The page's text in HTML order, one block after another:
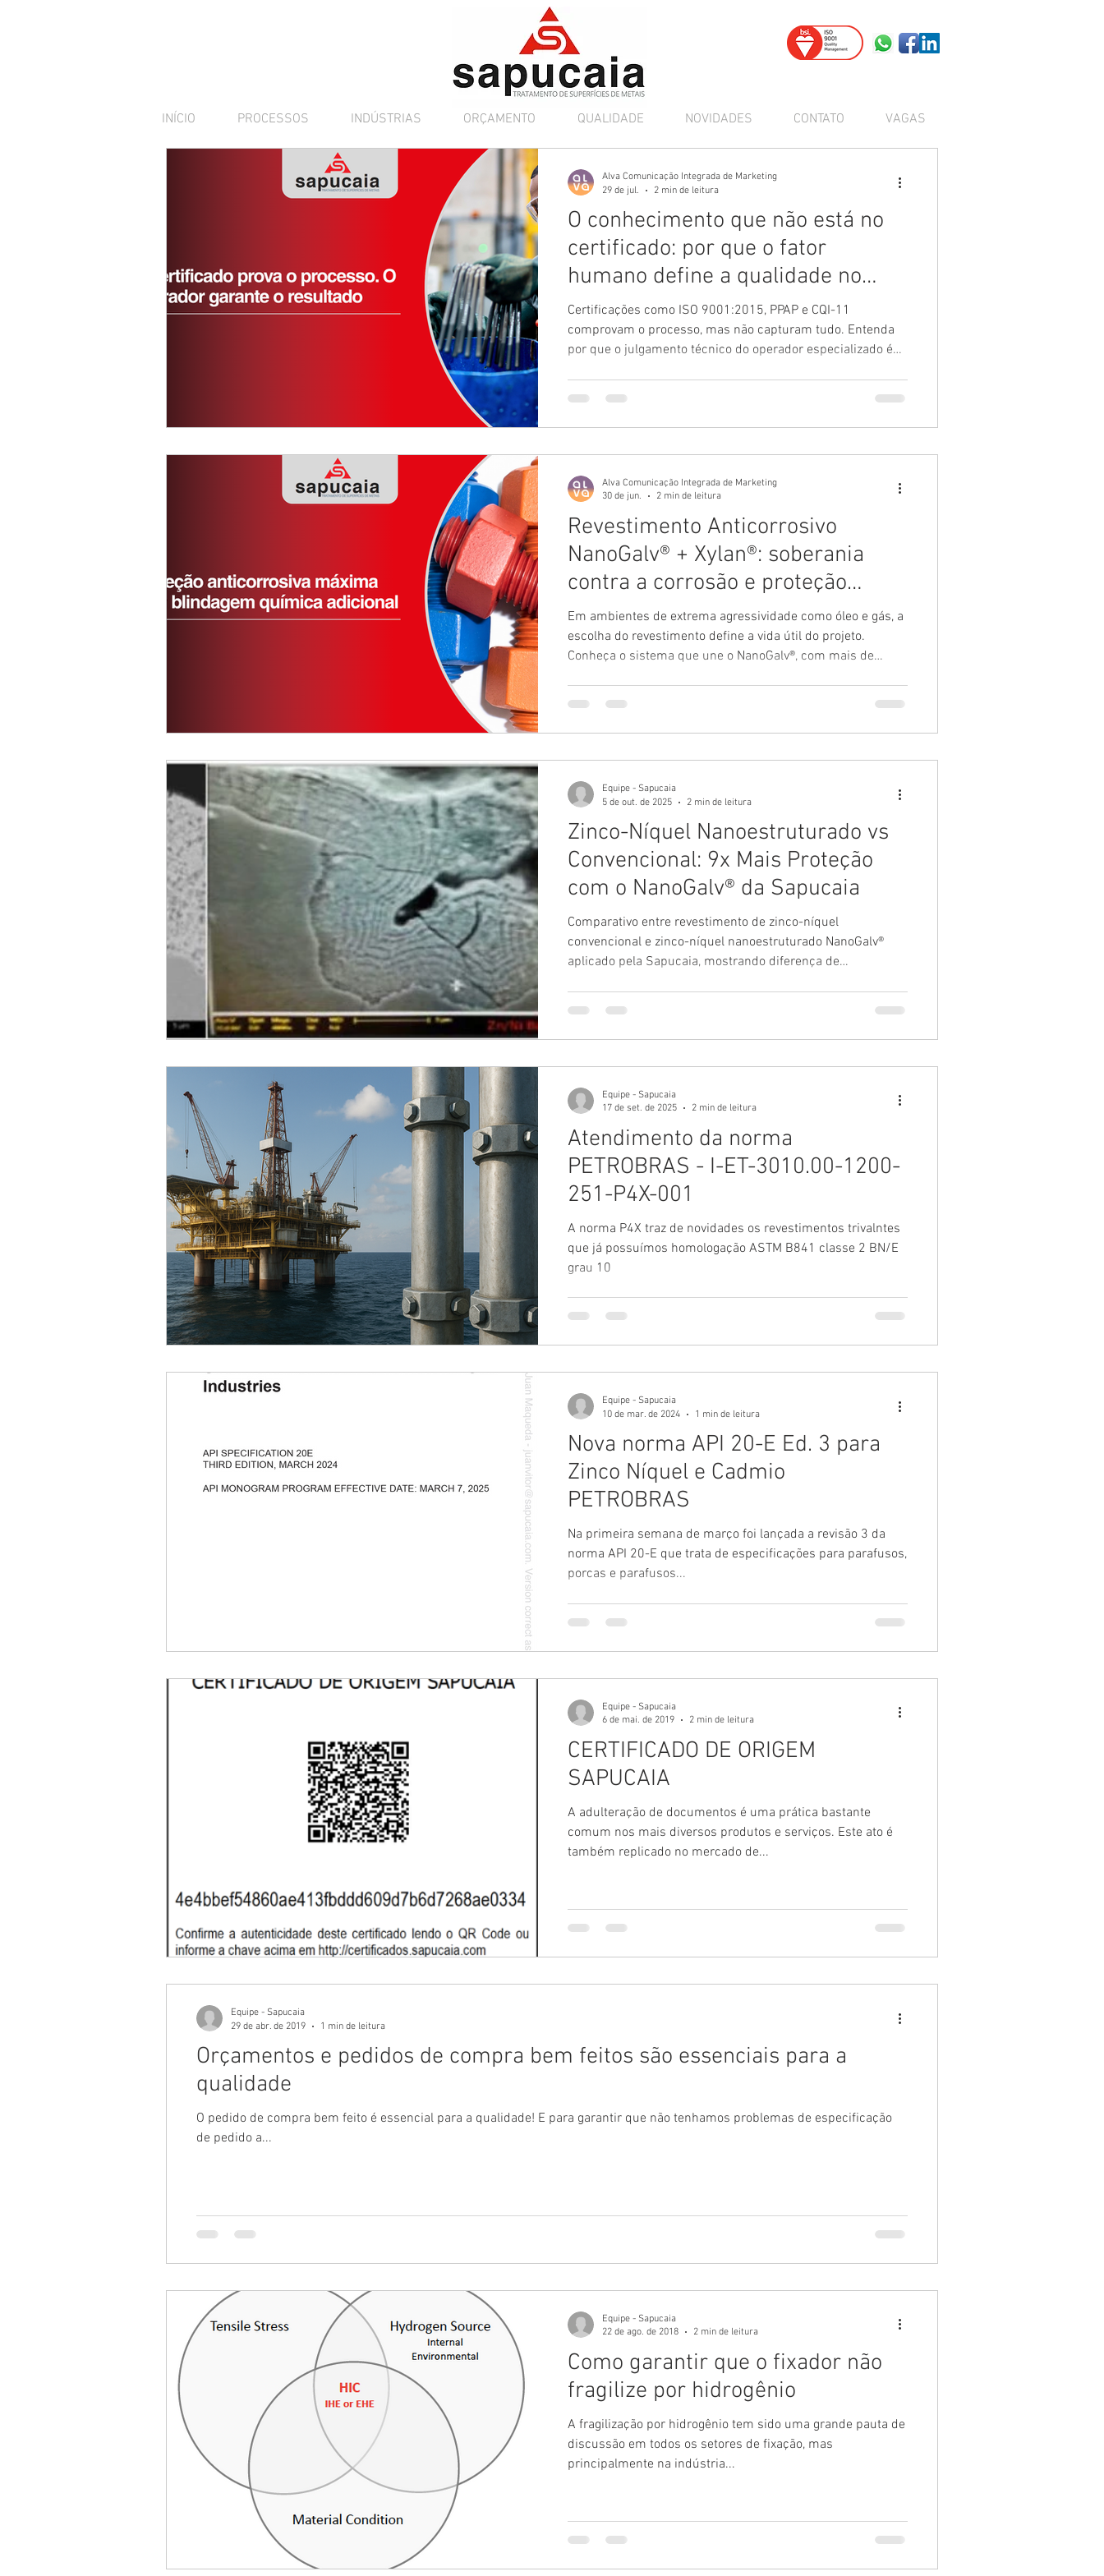
INÍCIO PROCESSOS INDÚSTRIAS ORÇAMENTO QUALIDADE NOVIDADES CONTATO VAGAS
O conhecimento que não está no
certificado: por que o fator
humano define a qualidade no
tratamento de superfícies de
metais
Certificações como ISO 9001:2015, PPAP e CQI-11
comprovam o processo, mas não capturam tudo. Entenda
por que o julgamento técnico do operador especializado é
Alva Comunicação Integrada de Marketing
29 de jul.
2 min de leitura
Revestimento Anticorrosivo
NanoGalv® + Xylan®: soberania
contra a corrosão e proteção
química
Em ambientes de extrema agressividade como óleo e gás, a
escolha do revestimento define a vida útil do projeto.
Conheça o sistema que une o NanoGalv®, com mais de
Shell e BP
Alva Comunicação Integrada de Marketing
30 de jun.
2 min de leitura
Zinco-Níquel Nanoestruturado vs
Convencional: 9x Mais Proteção
com o NanoGalv® da Sapucaia
Comparativo entre revestimento de zinco-níquel
convencional e zinco-níquel nanoestruturado NanoGalv®
aplicado pela Sapucaia, mostrando diferença de
Equipe - Sapucaia
5 de out. de 2025
2 min de leitura
Atendimento da norma
PETROBRAS - I-ET-3010.00-1200-
251-P4X-001
A norma P4X traz de novidades os revestimentos trivalntes
que já possuímos homologação ASTM B841 classe 2 BN/E
grau 10
Equipe - Sapucaia
17 de set. de 2025
2 min de leitura
Nova norma API 20-E Ed. 3 para
Zinco Níquel e Cadmio
PETROBRAS
Na primeira semana de março foi lançada a revisão 3 da
norma API 20-E que trata de especificações para parafusos,
porcas e parafusos...
Equipe - Sapucaia
10 de mar. de 2024
1 min de leitura
CERTIFICADO DE ORIGEM
SAPUCAIA
A adulteração de documentos é uma prática bastante
comum nos mais diversos produtos e serviços. Este ato é
também replicado no mercado de...
Equipe - Sapucaia
6 de mai. de 2019
2 min de leitura
Orçamentos e pedidos de compra bem feitos são essenciais para a
qualidade
O pedido de compra bem feito é essencial para a qualidade! E para garantir que não tenhamos problemas de especificação
de pedido a...
Equipe - Sapucaia
29 de abr. de 2019
1 min de leitura
Como garantir que o fixador não
fragilize por hidrogênio
A fragilização por hidrogênio tem sido uma grande pauta de
discussão em todos os setores de fixação, mas
principalmente na indústria...
Equipe - Sapucaia
22 de ago. de 2018
2 min de leitura